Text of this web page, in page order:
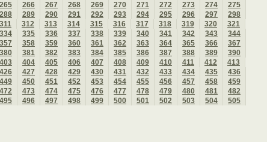
265 266 267 268 269 270 271 272 273 274
275
288 289 290 291 292 293 294 295 296 297
298
311 312 313 314 315 316 317 318 319 320
321
334 335 336 337 338 339 340 341 342 343
344
357 358 359 360 361 362 363 364 365 366
367
380 381 382 383 384 385 386 387 388 389
390
403 404 405 406 407 408 409 410 411 412
413
426 427 428 429 430 431 432 433 434 435
436
449 450 451 452 453 454 455 456 457 458
459
472 473 474 475 476 477 478 479 480 481
482
495 496 497 498 499 500 501 502 503 504
505